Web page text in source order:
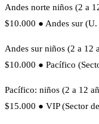
Andes norte niños (2 a
$10.000 ● Andes sur
Andes sur niños (2 a 12
$10.000 ● Pacífico
Pacífico: niños (2 a 12
$15.000 ● VIP (Sector